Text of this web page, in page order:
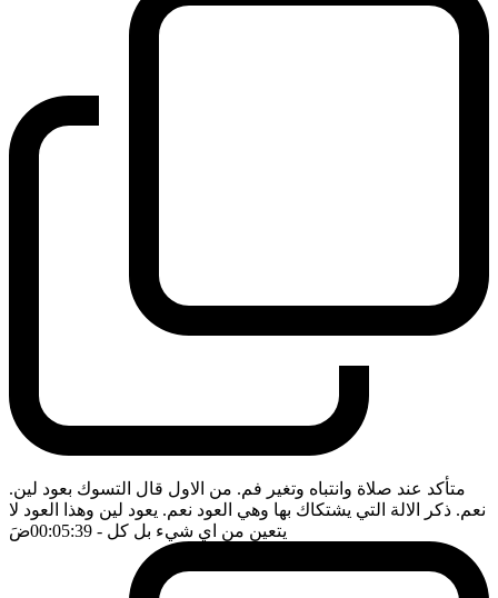
متأكد عند صلاة وانتباه وتغير فم. من الاول قال التسوك بعود لين.
نعم. ذكر الالة التي يشتكاك بها وهي العود نعم. يعود لين وهذا العود لا
يتعين من اي شيء بل كل - 00:05:39 ضَ